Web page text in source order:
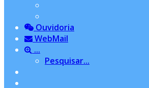
Ouvidoria
WebMail
...
Pesquisar...